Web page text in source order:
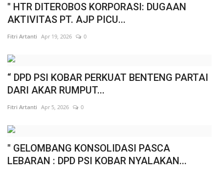
" HTR DITEROBOS KORPORASI: DUGAAN
AKTIVITAS PT. AJP PICU...
Fitri Artanti Apr 19, 2026 0
“ DPD PSI KOBAR PERKUAT BENTENG PARTAI
DARI AKAR RUMPUT...
Fitri Artanti Apr 5, 2026 0
" GELOMBANG KONSOLIDASI PASCA
LEBARAN : DPD PSI KOBAR NYALAKAN...